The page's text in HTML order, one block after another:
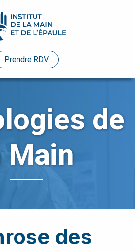
Prendre RDV
de
Main
des